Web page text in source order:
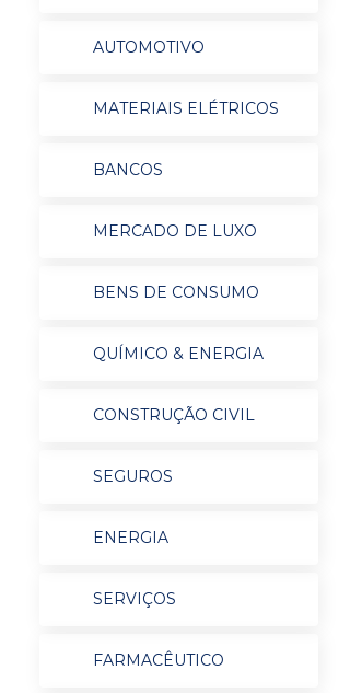
AUTOMOTIVO
MATERIAIS ELÉTRICOS
BANCOS
MERCADO DE LUXO
BENS DE CONSUMO
QUÍMICO & ENERGIA
CONSTRUÇÃO CIVIL
SEGUROS
ENERGIA
SERVIÇOS
FARMACÊUTICO